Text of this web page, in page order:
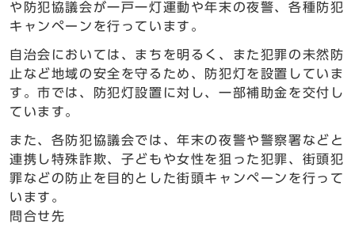
や防犯協議会が一戸一灯運動や年末の夜警、各種防犯
キャンペーンを行っています。
自治会においては、まちを明るく、また犯罪の未然防
止など地域の安全を守るため、防犯灯を設置していま
す。市では、防犯灯設置に対し、一部補助金を交付し
ています。
また、各防犯協議会では、年末の夜警や警察署などと
連携し特殊詐欺、子どもや女性を狙った犯罪、街頭犯
罪などの防止を目的とした街頭キャンペーンを行って
います。
問合せ先